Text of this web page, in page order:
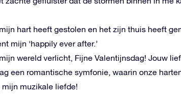
hart heeft gestolen en het zijn thuis heeft
mijn ‘happily ever after.’
wereld verlicht, Fijne Valentijnsdag! Jouw
een romantische symfonie, waarin onze
muzikale liefde!